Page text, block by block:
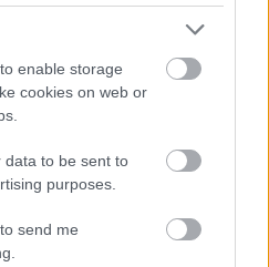
enable storage
cookies on web or
data to be sent to
purposes.
send me
google
στον παλμό